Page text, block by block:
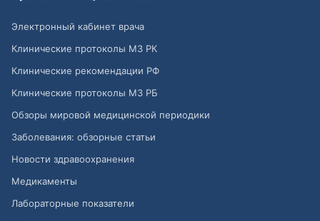
Электронный кабинет врача
Клинические протоколы МЗ РК
Клинические рекомендации РФ
Клинические протоколы МЗ РБ
Обзоры мировой медицинской периодики
Заболевания: обзорные статьи
Новости здравоохранения
Медикаменты
Лабораторные показатели